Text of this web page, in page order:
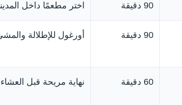
90 دقيقة اختر مطعمًا داخل
90 دقيقة أورغول للإطلالة
60 دقيقة نهاية مريحة قبل